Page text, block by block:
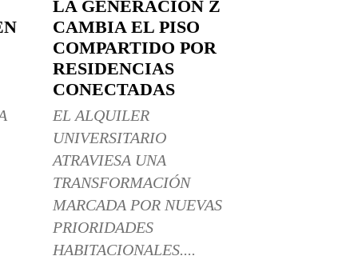
LA GENERACIÓN Z
CAMBIA EL PISO
COMPARTIDO POR
RESIDENCIAS
CONECTADAS
EL ALQUILER
UNIVERSITARIO
ATRAVIESA UNA
TRANSFORMACIÓN
MARCADA POR NUEVAS
PRIORIDADES
HABITACIONALES....